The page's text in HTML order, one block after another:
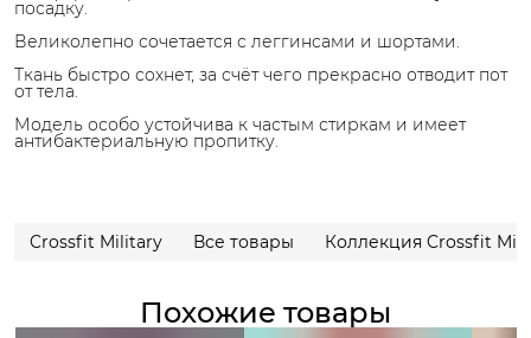
посадку.
Великолепно сочетается с леггинсами и шортами.
Ткань быстро сохнет, за счёт чего прекрасно отводит пот
от тела.
Модель особо устойчива к частым стиркам и имеет
антибактериальную пропитку.
Crossfit Military Все товары Коллекция Crossfit
Похожие товары